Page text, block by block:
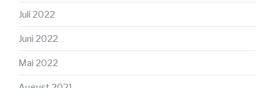
Juli 2022
Juni 2022
Mai 2022